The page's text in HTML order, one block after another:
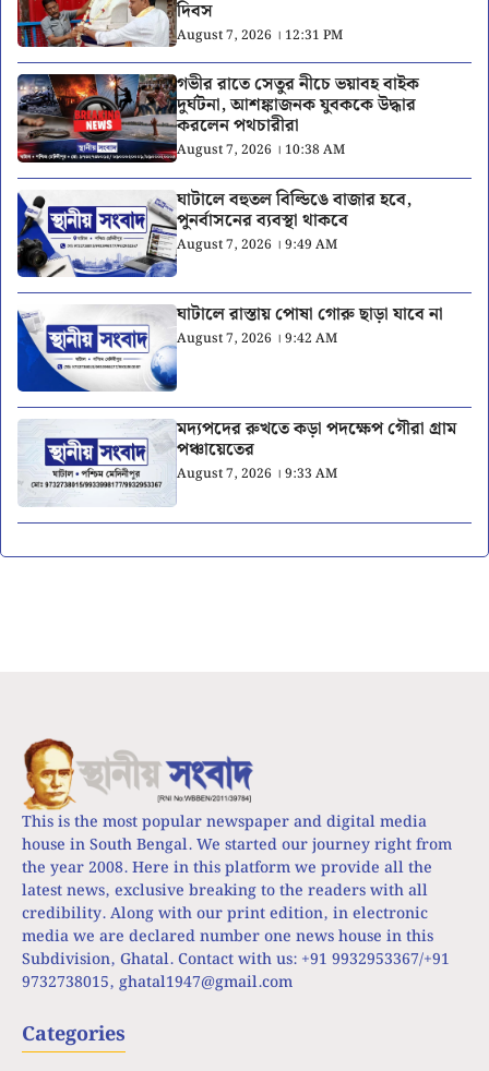
দিবস
August 7, 2026 । 12:31 PM
গভীর রাতে সেতুর নীচে ভয়াবহ বাইক
দুর্ঘটনা, আশঙ্কাজনক যুবককে উদ্ধার
করলেন পথচারীরা
August 7, 2026 । 10:38 AM
ঘাটালে বহুতল বিল্ডিঙে বাজার হবে,
পুনর্বাসনের ব্যবস্থা থাকবে
August 7, 2026 । 9:49 AM
ঘাটালে রাস্তায় পোষা গোরু ছাড়া যাবে না
August 7, 2026 । 9:42 AM
মদ্যপদের রুখতে কড়া পদক্ষেপ গৌরা গ্রাম
পঞ্চায়েতের
August 7, 2026 । 9:33 AM
This is the most popular newspaper and digital media
house in South Bengal. We started our journey right from
the year 2008. Here in this platform we provide all the
latest news, exclusive breaking to the readers with all
credibility. Along with our print edition, in electronic
media we are declared number one news house in this
Subdivision, Ghatal. Contact with us: +91 9932953367/+91
9732738015, ghatal1947@gmail.com
Categories